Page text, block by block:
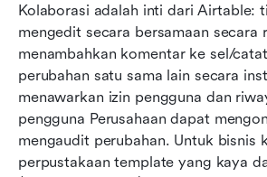
Kolaborasi adalah inti dari Airtable:
mengedit secara bersamaan secara
menambahkan komentar ke sel/
perubahan satu sama lain secara
menawarkan izin pengguna dan
pengguna Perusahaan dapat
mengaudit perubahan. Untuk bisnis
perpustakaan template yang kaya